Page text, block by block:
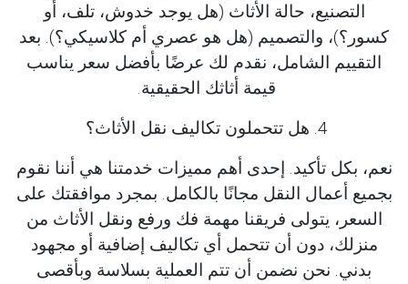
التصنيع، حالة الأثاث (هل يوجد خدوش، تلف، أو
كسور؟)، والتصميم (هل هو عصري أم كلاسيكي؟). بعد
التقييم الشامل، نقدم لك عرضًا بأفضل سعر يناسب
قيمة أثاثك الحقيقية.
4. هل تتحملون تكاليف نقل الأثاث؟
نعم، بكل تأكيد. إحدى أهم مميزات خدمتنا هي أننا نقوم
بجميع أعمال النقل مجانًا بالكامل. بمجرد موافقتك على
السعر، يتولى فريقنا مهمة فك ورفع ونقل الأثاث من
منزلك، دون أن تتحمل أي تكاليف إضافية أو مجهود
بدني. نحن نضمن أن تتم العملية بسلاسة وبأقصى